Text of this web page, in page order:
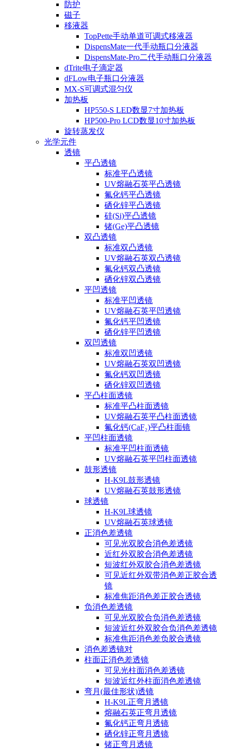
防护
磁子
移液器
TopPette手动单道可调式移液器
DispensMate一代手动瓶口分液器
DispensMate-Pro二代手动瓶口分液器
dTrite电子滴定器
dFLow电子瓶口分液器
MX-S可调式混匀仪
加热板
HP550-S LED数显7寸加热板
HP500-Pro LCD数显10寸加热板
旋转蒸发仪
光学元件
透镜
平凸透镜
标准平凸透镜
UV熔融石英平凸透镜
氟化钙平凸透镜
硒化锌平凸透镜
硅(Si)平凸透镜
锗(Ge)平凸透镜
双凸透镜
标准双凸透镜
UV熔融石英双凸透镜
氟化钙双凸透镜
硒化锌双凸透镜
平凹透镜
标准平凹透镜
UV熔融石英平凹透镜
氟化钙平凹透镜
硒化锌平凹透镜
双凹透镜
标准双凹透镜
UV熔融石英双凹透镜
氟化钙双凹透镜
硒化锌双凹透镜
平凸柱面透镜
标准平凸柱面透镜
UV熔融石英平凸柱面透镜
氟化钙(CaF₂)平凸柱面镜
平凹柱面透镜
标准平凹柱面透镜
UV熔融石英平凹柱面透镜
鼓形透镜
H-K9L鼓形透镜
UV熔融石英鼓形透镜
球透镜
H-K9L球透镜
UV熔融石英球透镜
正消色差透镜
可见光双胶合消色差透镜
近红外双胶合消色差透镜
短波红外双胶合消色差透镜
可见近红外双带消色差正胶合透
镜
标准焦距消色差正胶合透镜
负消色差透镜
可见光双胶合负消色差透镜
短波近红外双胶合负消色差透镜
标准焦距消色差负胶合透镜
消色差透镜对
柱面正消色差透镜
可见光柱面消色差透镜
短波近红外柱面消色差透镜
弯月(最佳形状)透镜
H-K9L正弯月透镜
熔融石英正弯月透镜
氟化钙正弯月透镜
硒化锌正弯月透镜
锗正弯月透镜